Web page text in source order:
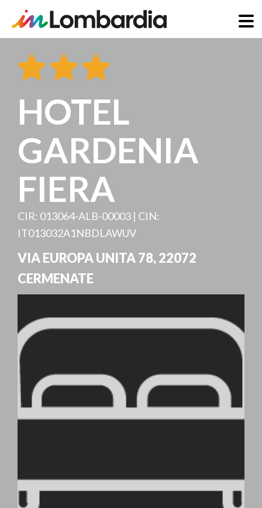
contenuto
HOTEL
GARDENIA
FIERA
CIR: 013064-ALB-00003 | CIN:
IT013032A1NBDLAWUV
VIA EUROPA UNITA 78,22072
CERMENATE